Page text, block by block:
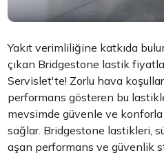
Yakıt verimliliğine katkıda
çıkan Bridgestone lastik
Servislet'te! Zorlu hava
performans gösteren bu
mevsimde güvenle ve konforla
sağlar. Bridgestone lastikleri,
aşan performans ve güvenlik